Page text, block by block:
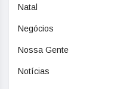
Natal
Negócios
Nossa Gente
Notícias